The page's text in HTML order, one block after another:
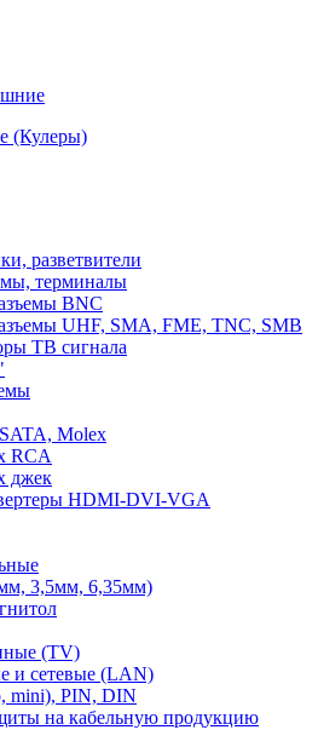
(Кулеры)
разветвители
терминалы
BNC
UHF, SMA, FME, TNC, SMB
ТВ сигнала
Molex
RCA
джек
HDMI-DVI-VGA
3,5мм, 6,35мм)
(TV)
и сетевые (LAN)
mini), PIN, DIN
на кабельную продукцию